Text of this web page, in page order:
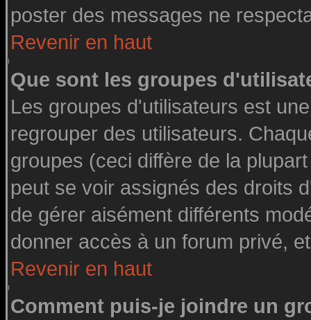
poster des messages ne
Revenir en haut
Que sont les groupes
Les groupes d'utilisateurs est
regrouper des utilisateurs.
groupes (ceci diffère de la
peut se voir assignés des droits
de gérer aisément différents
donner accès à un forum privé,
Revenir en haut
Comment puis-je joindre un